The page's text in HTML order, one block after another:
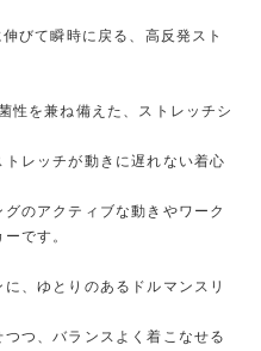
びて瞬時に戻る、高反発スト
性を兼ね備えた、ストレッチシ
レッチが動きに遅れない着心
のアクティブな動きやワーク
です。
、ゆとりのあるドルマンスリ
つ、バランスよく着こなせる